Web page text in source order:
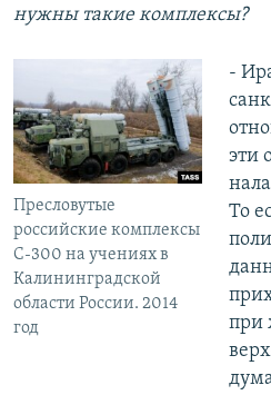
нужны такие комплексы?
Пресловутые
российские комплексы
С-300 на учениях в
Калининградской
области России. 2014
год
-
эти
То
при